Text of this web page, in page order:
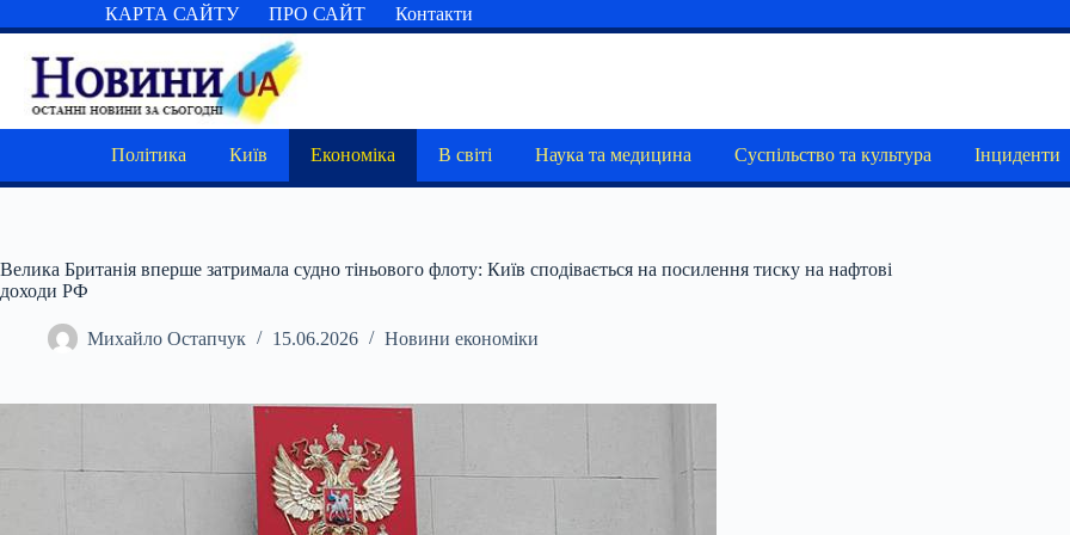
до
вмісту
КАРТА САЙТУ ПРО САЙТ Контакти
Політика Київ Економіка В світі Наука та медицина Суспільство та культура Інциденти
Велика Британія вперше затримала судно тіньового флоту: Київ сподівається на посилення тиску на нафтові
доходи РФ
Михайло Остапчук 15.06.2026 Новини економіки